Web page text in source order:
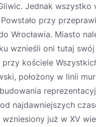
Jednak
przy
Wrocławia. Miasto
wznieśli oni tutaj
kościele
położony w linii
najdawniejszych
już w XV